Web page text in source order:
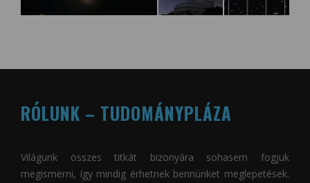
RÓLUNK – TUDOMÁNYPLÁZA
Világunk összes titkát bizonyára sohasem fogjuk
megismerni, így mindig érhetnek bennünket meglepetések.